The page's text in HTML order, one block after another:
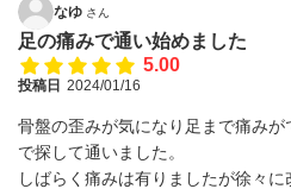
なゆ さん
足の痛みで通い始めました
5.00
投稿日 2024/01/16
骨盤の歪みが気になり足まで痛みが
で探して通いました。
しばらく痛みは有りましたが徐々